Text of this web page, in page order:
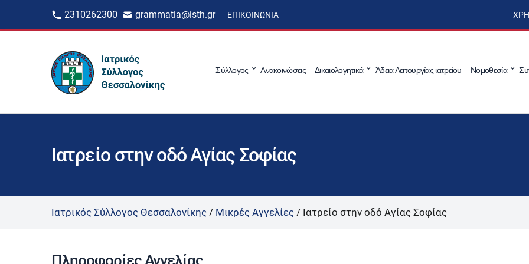
2310262300 grammatia@isth.gr ΕΠΙΚΟΙΝΩΝΊΑ
Σύλλογος Ανακοινώσεις Δικαιολογητικά Άδεια Λειτουργίας ιατρείου Νομοθεσία
Ιατρείο στην οδό Αγίας Σοφίας
Ιατρικός Σύλλογος Θεσσαλονίκης / Μικρές Αγγελίες / Ιατρείο στην οδό Αγίας Σοφίας
Πληροφορίες Αγγελίας